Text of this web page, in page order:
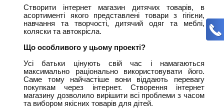
Створити інтернет магазин дитячих товарів, в
асортименті якого представлені товари з гігієни,
навчання та творчості, дитячий одяг та меблі,
коляски та автокрісла.
Що особливого у цьому проекті?
Усі батьки цінують свій час і намагаються
максимально раціонально використовувати його.
Саме тому найчастіше вони віддають перевагу
покупкам через інтернет. Створення інтернет
магазину дозволило вирішити всі проблеми з часом
та вибором якісних товарів для дітей.